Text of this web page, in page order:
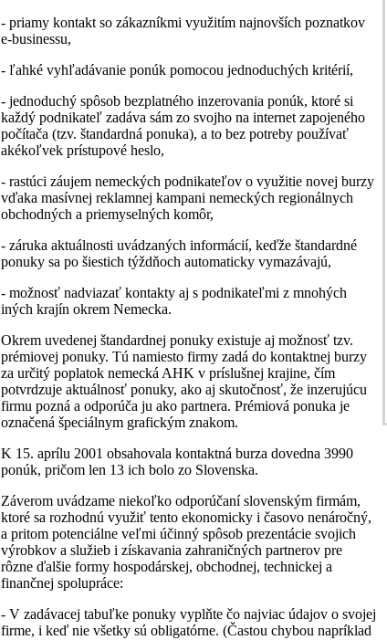
- priamy kontakt so zákazníkmi využitím najnovších poznatkov
e-businessu,
- ľahké vyhľadávanie ponúk pomocou jednoduchých kritérií,
- jednoduchý spôsob bezplatného inzerovania ponúk, ktoré si
každý podnikateľ zadáva sám zo svojho na internet zapojeného
počítača (tzv. štandardná ponuka), a to bez potreby používať
akékoľvek prístupové heslo,
- rastúci záujem nemeckých podnikateľov o využitie novej burzy
vďaka masívnej reklamnej kampani nemeckých regionálnych
obchodných a priemyselných komôr,
- záruka aktuálnosti uvádzaných informácií, keďže štandardné
ponuky sa po šiestich týždňoch automaticky vymazávajú,
- možnosť nadviazať kontakty aj s podnikateľmi z mnohých
iných krajín okrem Nemecka.
Okrem uvedenej štandardnej ponuky existuje aj možnosť tzv.
prémiovej ponuky. Tú namiesto firmy zadá do kontaktnej burzy
za určitý poplatok nemecká AHK v príslušnej krajine, čím
potvrdzuje aktuálnosť ponuky, ako aj skutočnosť, že inzerujúcu
firmu pozná a odporúča ju ako partnera. Prémiová ponuka je
označená špeciálnym grafickým znakom.
K 15. aprílu 2001 obsahovala kontaktná burza dovedna 3990
ponúk, pričom len 13 ich bolo zo Slovenska.
Záverom uvádzame niekoľko odporúčaní slovenským firmám,
ktoré sa rozhodnú využiť tento ekonomicky i časovo nenáročný,
a pritom potenciálne veľmi účinný spôsob prezentácie svojich
výrobkov a služieb i získavania zahraničných partnerov pre
rôzne ďalšie formy hospodárskej, obchodnej, technickej a
finančnej spolupráce:
- V zadávacej tabuľke ponuky vyplňte čo najviac údajov o svojej
firme, i keď nie všetky sú obligatórne. (Častou chybou napríklad